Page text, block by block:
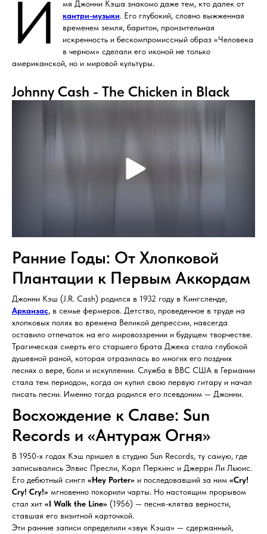
И
мя Джонни Кэша знакомо даже тем, кто далек от
кантри-музыки. Его глубокий, словно выжженная
временем земля, баритон, пронзительная
искренность и бескомпромиссный образ «Человека
в черном» сделали его иконой не только
американской, но и мировой культуры.
Johnny Cash - The Chicken in Black
Ранние Годы: От Хлопковой
Плантации к Первым Аккордам
Джонни Кэш (J.R. Cash) родился в 1932 году в Кингсленде,
Арканзас, в семье фермеров. Детство, проведенное в труде на
хлопковых полях во времена Великой депрессии, навсегда
оставило отпечаток на его мировоззрении и будущем творчестве.
Трагическая смерть его старшего брата Джека стала глубокой
душевной раной, которая отразилась во многих его поздних
песнях о вере, боли и искуплении. Служба в ВВС США в Германии
стала тем периодом, когда он купил свою первую гитару и начал
писать песни. Именно тогда родился его псевдоним — Джонни.
Восхождение к Славе: Sun
Records и «Антураж Огня»
В 1950-х годах Кэш пришел в студию Sun Records, ту самую, где
записывались Элвис Пресли, Карл Перкинс и Джерри Ли Льюис.
Его дебютный сингл «Hey Porter» и последовавший за ним «Cry!
Cry! Cry!» мгновенно покорили чарты. Но настоящим прорывом
стал хит «I Walk the Line» (1956) — песня-клятва верности,
ставшая его визитной карточкой.
Эти ранние записи определили «звук Кэша» — сдержанный,